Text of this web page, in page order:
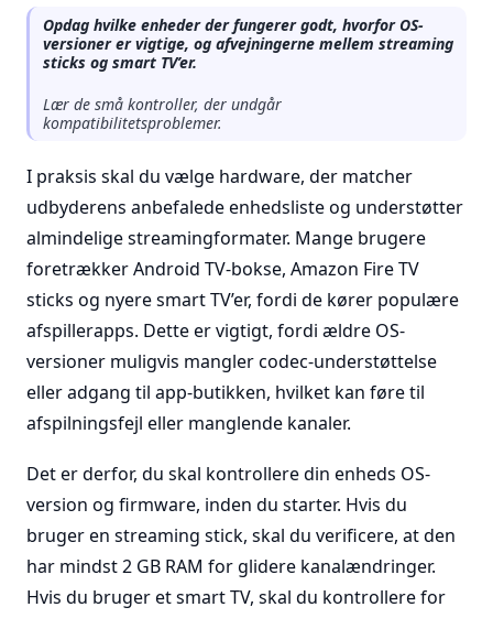
Opdag hvilke enheder der fungerer godt, hvorfor OS-
versioner er vigtige, og afvejningerne mellem streaming
sticks og smart TV’er.
Lær de små kontroller, der undgår
kompatibilitetsproblemer.
I praksis skal du vælge hardware, der matcher
udbyderens anbefalede enhedsliste og understøtter
almindelige streamingformater. Mange brugere
foretrækker Android TV-bokse, Amazon Fire TV
sticks og nyere smart TV’er, fordi de kører populære
afspillerapps. Dette er vigtigt, fordi ældre OS-
versioner muligvis mangler codec-understøttelse
eller adgang til app-butikken, hvilket kan føre til
afspilningsfejl eller manglende kanaler.
Det er derfor, du skal kontrollere din enheds OS-
version og firmware, inden du starter. Hvis du
bruger en streaming stick, skal du verificere, at den
har mindst 2 GB RAM for glidere kanalændringer.
Hvis du bruger et smart TV, skal du kontrollere for